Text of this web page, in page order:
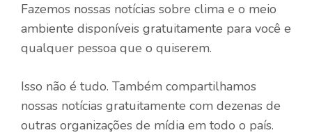
Fazemos nossas notícias sobre clima e o meio
ambiente disponíveis gratuitamente para você e
qualquer pessoa que o quiserem.
Isso não é tudo. Também compartilhamos
nossas notícias gratuitamente com dezenas de
outras organizações de mídia em todo o país.